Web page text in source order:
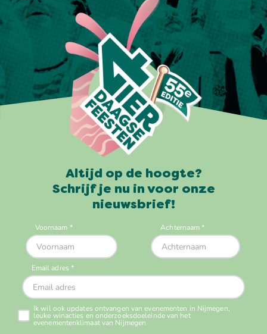
Altijd op de hoogte?
Schrijf je nu in voor onze
nieuwsbrief!